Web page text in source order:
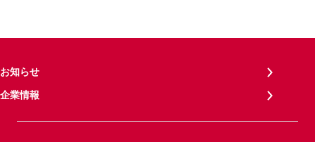
お知らせ
企業情報